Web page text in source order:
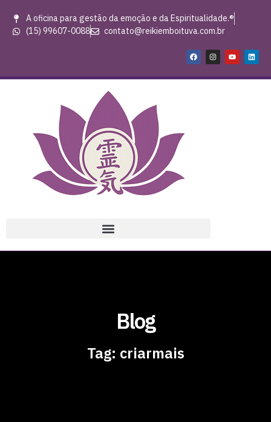
A oficina para gestão da emoção e da Espiritualidade.®
(15) 99607-0088
contato@reikiemboituva.com.br
Blog
Tag: criarmais